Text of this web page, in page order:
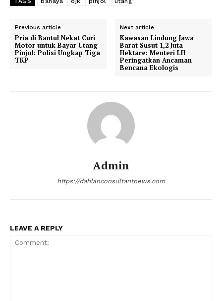
Previous article
Pria di Bantul Nekat Curi
Motor untuk Bayar Utang
Pinjol: Polisi Ungkap Tiga
TKP
Next article
Kawasan Lindung Jawa
Barat Susut 1,2 Juta
Hektare: Menteri LH
Peringatkan Ancaman
Bencana Ekologis
Admin
https://dahlanconsultantnews.com
LEAVE A REPLY